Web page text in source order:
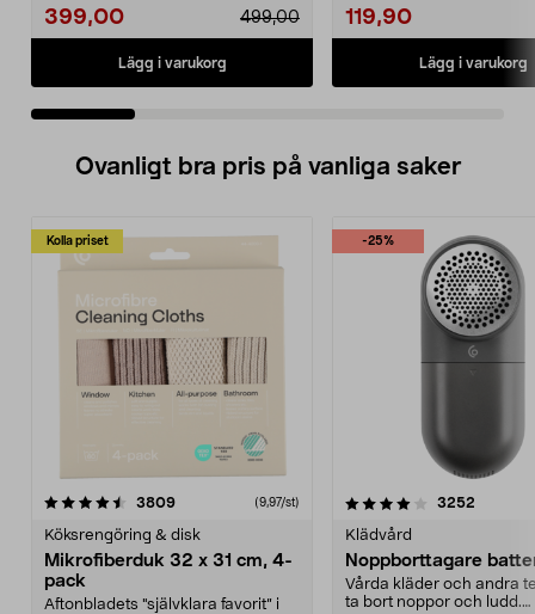
399,00 499,00
Lägg i varukorg
119,90
Lägg i varukorg
Ovanligt bra pris på vanliga saker
Kolla priset
3809recensioner (9,97/st)
Köksrengöring & disk
Mikrofiberduk 32 x 31 cm, 4-
pack
Aftonbladets "självklara favorit” i
-25%
4.0av 5 stjärnor 3252
Klädvård
Noppborttagare
Vårda kläder och andra
ta bort noppor och ludd.
4.5av 5 stjärnor